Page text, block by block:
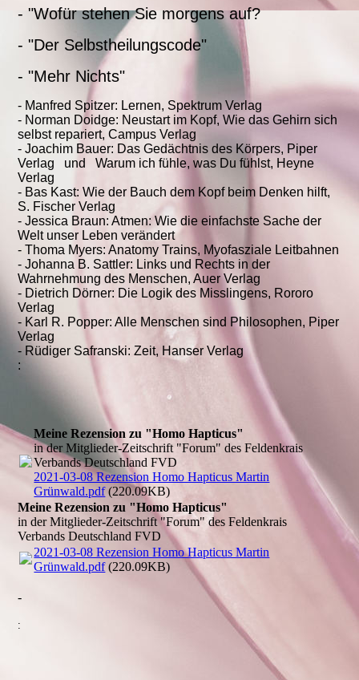
- "Wofür stehen Sie morgens auf?
- "Der Selbstheilungscode"
- "Mehr Nichts"
- Manfred Spitzer: Lernen, Spektrum Verlag
- Norman Doidge: Neustart im Kopf, Wie das Gehirn sich
selbst repariert, Campus Verlag
- Joachim Bauer: Das Gedächtnis des Körpers, Piper
Verlag und Warum ich fühle, was Du fühlst, Heyne
Verlag
- Bas Kast: Wie der Bauch dem Kopf beim Denken hilft,
S. Fischer Verlag
- Jessica Braun: Atmen: Wie die einfachste Sache der
Welt unser Leben verändert
- Thoma Myers: Anatomy Trains, Myofasziale Leitbahnen
- Johanna B. Sattler: Links und Rechts in der
Wahrnehmung des Menschen, Auer Verlag
- Dietrich Dörner: Die Logik des Misslingens, Rororo
Verlag
- Karl R. Popper: Alle Menschen sind Philosophen, Piper
Verlag
- Rüdiger Safranski: Zeit, Hanser Verlag
:
Meine Rezension zu "Homo Hapticus"
in der Mitglieder-Zeitschrift "Forum" des Feldenkrais
Verbands Deutschland FVD
2021-03-08 Rezension Homo Hapticus Martin
Grünwald.pdf(220.09KB)
Meine Rezension zu "Homo Hapticus"
in der Mitglieder-Zeitschrift "Forum" des Feldenkrais
Verbands Deutschland FVD
2021-03-08 Rezension Homo Hapticus Martin
Grünwald.pdf(220.09KB)
-
: